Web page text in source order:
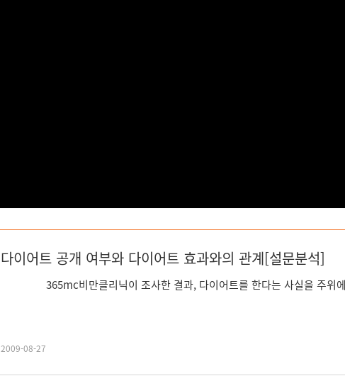
다이어트 공개 여부와 다이어트 효과와의 관계[설문분석]
365mc비만클리닉이 조사한 결과, 다이어트를 한다는 사실을 주위에
2009-08-27